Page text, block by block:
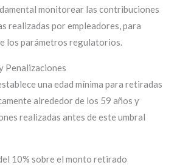
monitorear las contribuciones
realizadas por empleadores, para
los parámetros regulatorios.
Penalizaciones
una edad mínima para retiradas
alrededor de los 59 años y
realizadas antes de este umbral
10% sobre el monto retirado